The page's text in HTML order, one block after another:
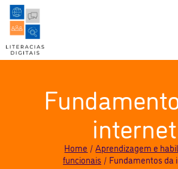
internet
Home
Aprendizagem e
funcionais
Fundamentos da